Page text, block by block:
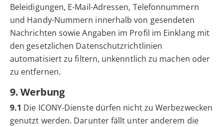
Beleidigungen, E-Mail-Adressen, Telefonnummern
und Handy-Nummern innerhalb von gesendeten
Nachrichten sowie Angaben im Profil im Einklang mit
den gesetzlichen Datenschutzrichtlinien
automatisiert zu filtern, unkenntlich zu machen oder
zu entfernen.
9. Werbung
9.1 Die ICONY-Dienste dürfen nicht zu Werbezwecken
genutzt werden. Darunter fällt unter anderem die